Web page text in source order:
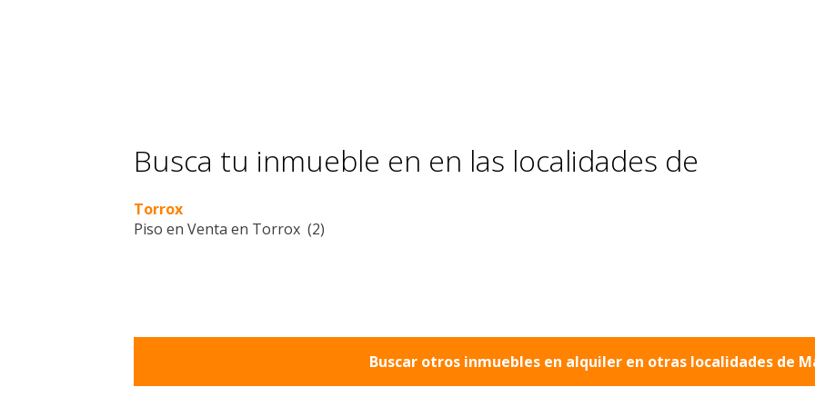
Busca tu inmueble en en las localidades de
Torrox
Piso en Venta en Torrox (2)
Buscar otros inmuebles en alquiler en otras localidades de